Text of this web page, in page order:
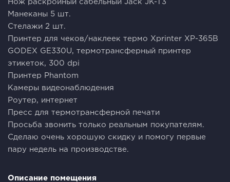
Нож раскройный сабельный Jack JK-T3
Манеканы 5 шт.
Стелажи 2 шт.
Принтер для чеков/наклеек термо Xprinter XP-365B
GODEX GE330U, термотрансферный принтер
этикеток, 300 dpi
Принтер Phantom
Камеры видеонаблюдения
Роутер, интернет
Пресс для термотрансферной печати
Просьба звонить только реальным покупателям.
Сделаю очень хорошую скидку и помогу первые
пару недель на производстве.
Описание помещения